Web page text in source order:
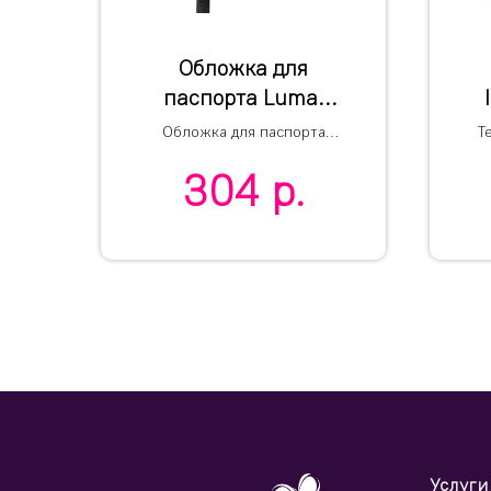
Обложка для
паспорта Luma,
красная
Обложка для паспорта
304 р.
Услуги